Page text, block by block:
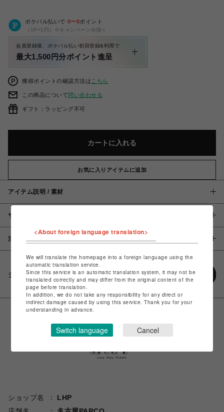
ポケパル払いで 0〜0ポイント
（1P=1円）※キャンペーン分除く
会員登録後、ポケパル払い初回登録&利用で
最大1,500円分ポイント進呈
獲得ポイントの確認方法は こちら
この商品について問い合わせる
ギフト：ラッピング不可
カートに入れる
お気に入りアイテムに追加
アイテム説明 / 素材
サイズ
注意事項
シェアする
ショップ名
LHP
<About foreign language translation>
We will translate the homepage into a foreign language using the
automatic translation service.
Since this service is an automatic translation system, it may not be
translated correctly and may differ from the original content of the
page before translation.
In addition, we do not take any responsibility for any direct or
indirect damage caused by using this service. Thank you for your
understanding in advance.
Switch language Cancel